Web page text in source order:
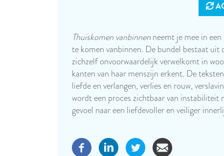
Thuiskomen vanbinnen neemt je mee in
te komen vanbinnen. De bundel bestaat
zichzelf onvoorwaardelijk verwelkomt in
kanten van haar menszijn erkent. De
liefde en verlangen, verlies en rouw,
wordt een proces zichtbaar van instabiliteit
gevoel naar een liefdevoller en veiliger